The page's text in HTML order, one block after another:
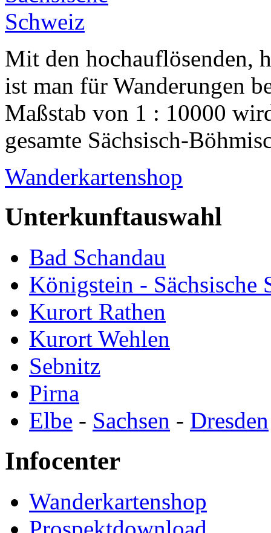
Mit den hochauflösenden,
ist man für Wanderungen
Maßstab von 1 : 10000
gesamte Sächsisch-
Wanderkartenshop
Unterkunftauswahl
Bad Schandau
Königstein - Sächsische
Kurort Rathen
Kurort Wehlen
Sebnitz
Pirna
Elbe - Sachsen - Dresden
Infocenter
Wanderkartenshop